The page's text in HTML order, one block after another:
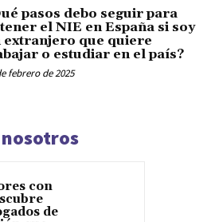
pasos debo seguir para
el NIE en España si soy
extranjero que quiere
o estudiar en el país?
febrero de 2025
con
de